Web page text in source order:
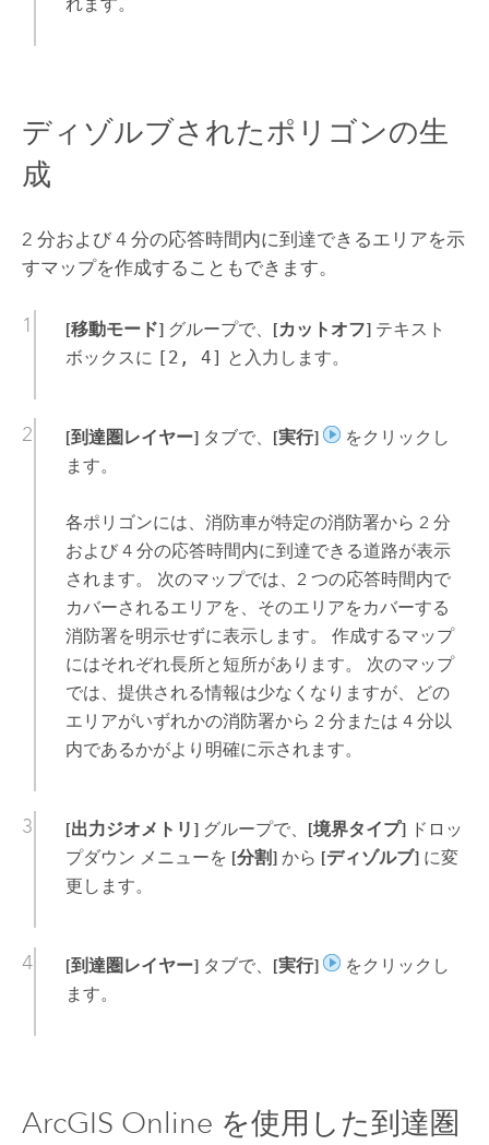
ディゾルブされたポリゴンの生
成
2 分および 4 分の応答時間内に到達できるエリアを示
すマップを作成することもできます。
[移動モード]グループで、 [カットオフ]テキスト
ボックスに [2, 4] と入力します。
[到達圏レイヤー]タブで、 [実行]
をクリックし
ます。
各ポリゴンには、消防車が特定の消防署から 2 分
および 4 分の応答時間内に到達できる道路が表示
されます。 次のマップでは、2 つの応答時間内で
カバーされるエリアを、そのエリアをカバーする
消防署を明示せずに表示します。 作成するマップ
にはそれぞれ長所と短所があります。 次のマップ
では、提供される情報は少なくなりますが、どの
エリアがいずれかの消防署から 2 分または 4 分以
内であるかがより明確に示されます。
[出力ジオメトリ]グループで、 [境界タイプ]ドロッ
プダウン メニューを [分割]から [ディゾルブ]に変
更します。
[到達圏レイヤー]タブで、 [実行]
をクリックし
ます。
ArcGIS Online を使用した到達圏